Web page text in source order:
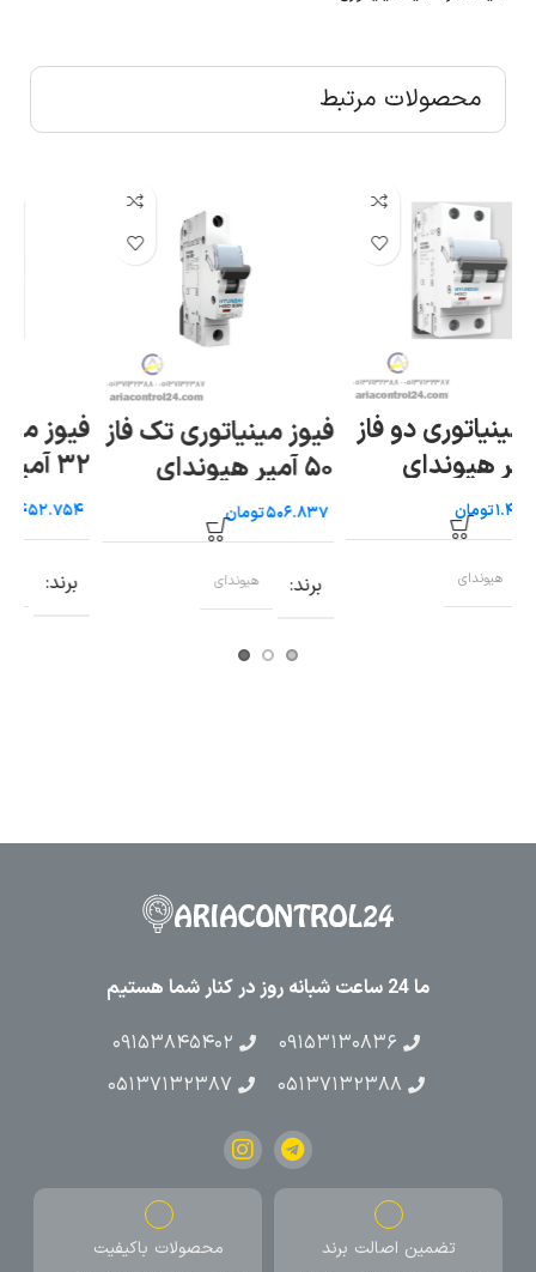
محصولات مرتبط
فیوز مینیاتوری تک فاز
۵۰ آمپر هیوندای
برند
فیوز مینیاتوری دو فاز
۳۲ آمپر هیوندای
برند
ما 24 ساعت شبانه روز در کنار شما هستیم
۰۹۱۵۳۱۳۰۸۳۶
۰۹۱۵۳۸۴۵۴۰۲
۰۵۱۳۷۱۳۲۳۸۸
۰۵۱۳۷۱۳۲۳۸۷
تضمین اصالت برند محصولات باکیفیت